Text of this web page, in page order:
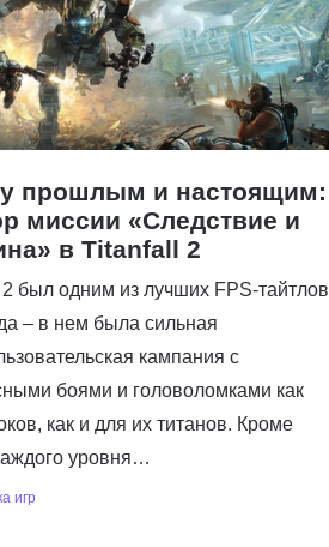
прошлым и настоящим:
миссии «Следствие и
в Titanfall 2
был одним из лучших FPS-тайтлов
– в нем была сильная
кампания с
боями и головоломками как
как и для их титанов. Кроме
уровня…
игр